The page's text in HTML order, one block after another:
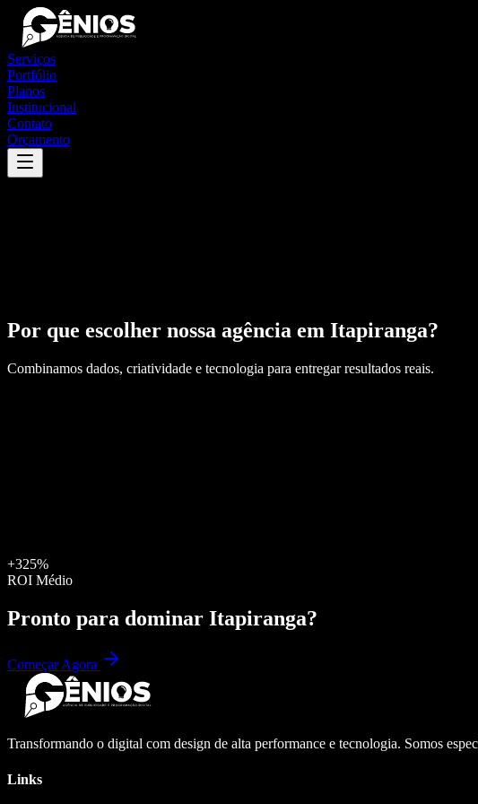
Serviços
Portfólio
Planos
Institucional
Contato
Orçamento
Por que escolher nossa agência em Itapiranga?
Combinamos dados, criatividade e tecnologia para entregar resultados reais.
+325%
ROI Médio
Pronto para dominar Itapiranga?
Começar Agora
Transformando o digital com design de alta performance e tecnologia. Somos
Links